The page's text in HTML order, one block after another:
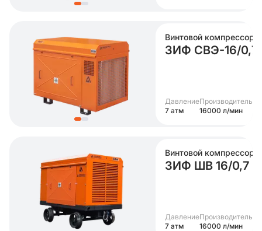
Винтовой компрессор
ЗИФ СВЭ-16/0,7
Давление
7 атм
16000 л/мин
Винтовой компрессор
ЗИФ ШВ 16/0,7
Давление
7 атм
16000 л/мин